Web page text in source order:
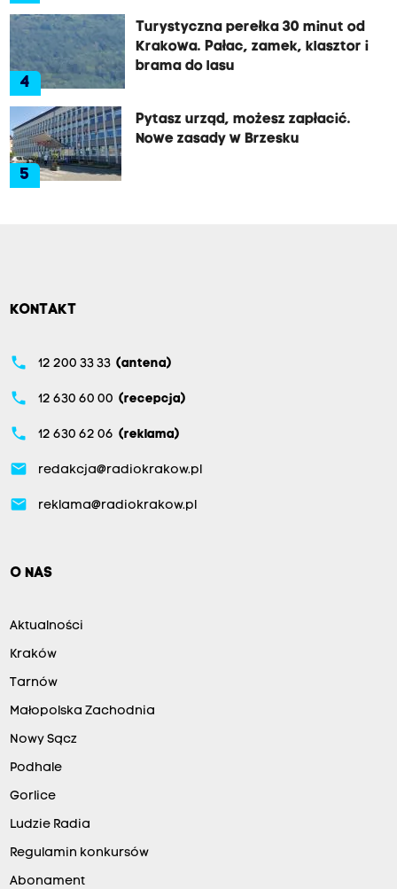
4
Turystyczna perełka 30 minut od
Krakowa. Pałac, zamek, klasztor i
brama do lasu
5
Pytasz urząd, możesz zapłacić.
Nowe zasady w Brzesku
KONTAKT
phone 12 200 33 33 (antena)
phone 12 630 60 00 (recepcja)
phone 12 630 62 06 (reklama)
email redakcja@radiokrakow.pl
email reklama@radiokrakow.pl
O NAS
Aktualności
Kraków
Tarnów
Małopolska Zachodnia
Nowy Sącz
Podhale
Gorlice
Ludzie Radia
Regulamin konkursów
Abonament